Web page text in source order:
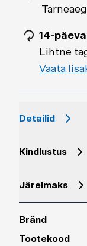
14-
Lihtne
Vaata
Detailid
Kindlustus
Järelmaks
Bränd
Tootekood